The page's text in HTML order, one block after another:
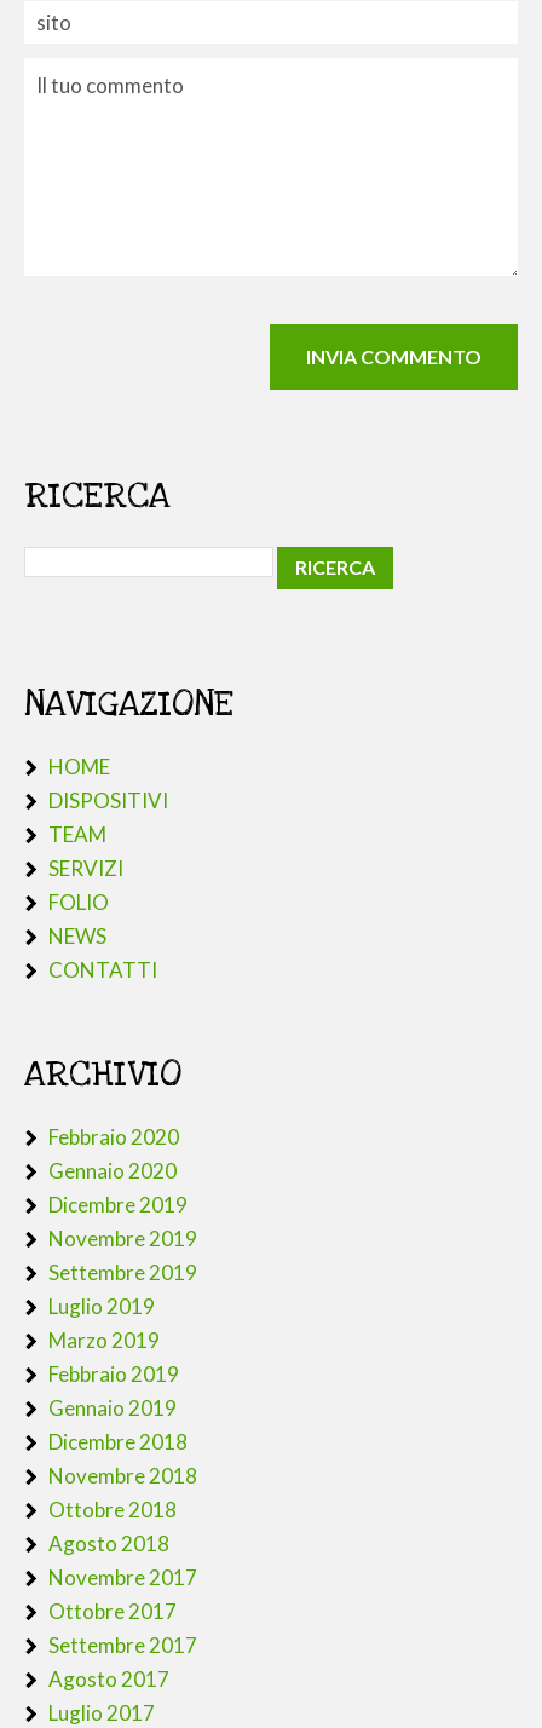
RICERCA
NAVIGAZIONE
HOME
DISPOSITIVI
TEAM
SERVIZI
FOLIO
NEWS
CONTATTI
ARCHIVIO
Febbraio 2020
Gennaio 2020
Dicembre 2019
Novembre 2019
Settembre 2019
Luglio 2019
Marzo 2019
Febbraio 2019
Gennaio 2019
Dicembre 2018
Novembre 2018
Ottobre 2018
Agosto 2018
Novembre 2017
Ottobre 2017
Settembre 2017
Agosto 2017
Luglio 2017